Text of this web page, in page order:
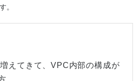
。
えてきて、VPC内部の構成が